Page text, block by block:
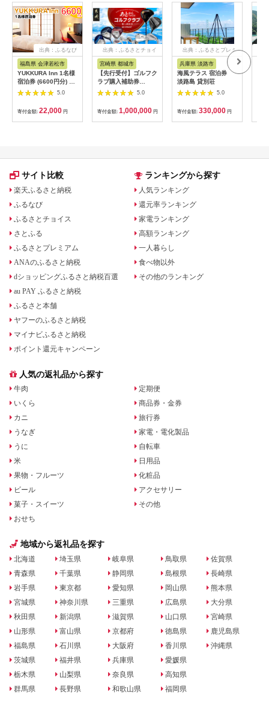
出典：ふるなび
福島県 会津若松市
YUKKURA Inn 1名様
宿泊券 (6600円分) ワ
ーケーションお試しプ
ラン｜東北 福島県 会
津若松市 東山温泉 旅
行 クーポン 利用券
[0800]
5.0
寄付金額: 22,000 円
出典：ふるさとチョイ
宮崎県 都城市
【先行受付】ゴルフク
ラブ購入補助券
300,000円_GI-
C701_(都城市) ゴルフ
ゴルフクラブ ダンロ
ップ ゼクシオ スリク
ソン クリーブランド
ハイブリッド ウエッ
5.0
寄付金額: 1,000,000 円
出典：ふるさとプレミ
アム
兵庫県 淡路市
海風テラス 宿泊券
淡路島 貸別荘
5.0
寄付金額: 330,000 円
サイト比較
楽天ふるさと納税
ふるなび
ふるさとチョイス
さとふる
ふるさとプレミアム
ANAのふるさと納税
dショッピングふるさと納税百選
au PAY ふるさと納税
ふるさと本舗
ヤフーのふるさと納税
マイナビふるさと納税
ポイント還元キャンペーン
ランキングから探す
人気ランキング
還元率ランキング
家電ランキング
高額ランキング
一人暮らし
食べ物以外
その他のランキング
人気の返礼品から探す
牛肉
いくら
カニ
うなぎ
うに
米
果物・フルーツ
ビール
菓子・スイーツ
おせち
定期便
商品券・金券
旅行券
家電・電化製品
自転車
日用品
化粧品
アクセサリー
その他
地域から返礼品を探す
北海道
青森県
岩手県
宮城県
秋田県
山形県
福島県
茨城県
栃木県
群馬県
埼玉県
千葉県
東京都
神奈川県
新潟県
富山県
石川県
福井県
山梨県
長野県
岐阜県
静岡県
愛知県
三重県
滋賀県
京都府
大阪府
兵庫県
奈良県
和歌山県
鳥取県
島根県
岡山県
広島県
山口県
徳島県
香川県
愛媛県
高知県
福岡県
佐賀県
長崎県
熊本県
大分県
宮崎県
鹿児島県
沖縄県